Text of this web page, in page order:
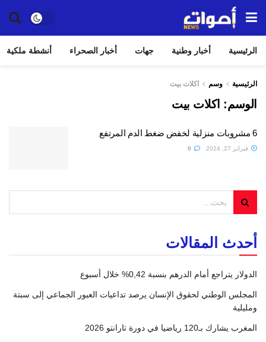
الرئيسية أخبار وطنية جهات أخبار الصحراء أنشطة ملكية
الرئيسية وسم اكلات بيت
الوسم: اكلات بيت
6 مشروبات منزلية لخفض ضغط الدم المرتفع
فبراير 27, 2024
أحدث المقالات
الدولار يتراجع أمام الدرهم بنسبة 0,42% خلال أسبوع
المجلس الوطني لحقوق الإنسان يرصد تداعيات العبور الجماعي إلى سبتة
ومليلية
المغرب يشارك بـ120 رياضيا في دورة تارانتو 2026